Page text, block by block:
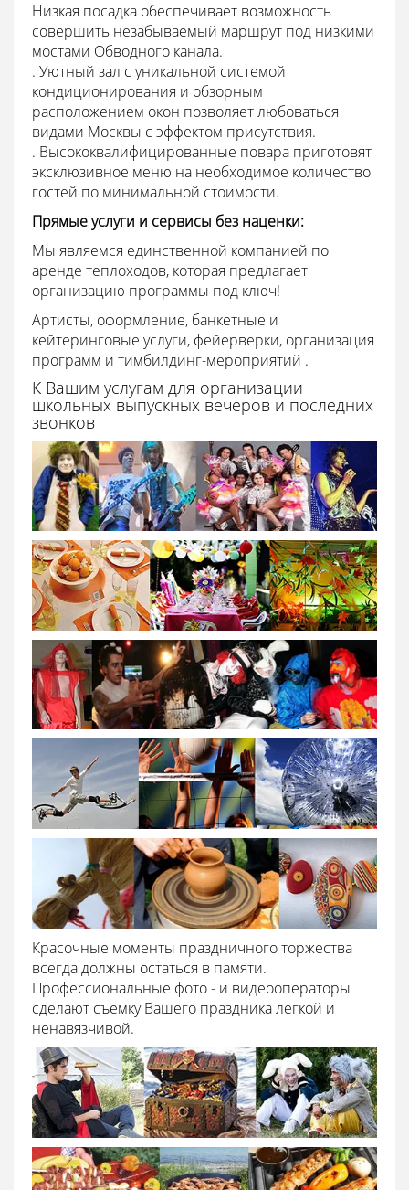
Низкая посадка обеспечивает возможность
совершить незабываемый маршрут под низкими
мостами Обводного канала.
. Уютный зал с уникальной системой
кондиционирования и обзорным
расположением окон позволяет любоваться
видами Москвы с эффектом присутствия.
. Высококвалифицированные повара приготовят
эксклюзивное меню на необходимое количество
гостей по минимальной стоимости.
Прямые услуги и сервисы без наценки:
Мы являемся единственной компанией по
аренде теплоходов, которая предлагает
организацию программы под ключ!
Артисты, оформление, банкетные и
кейтеринговые услуги, фейерверки, организация
программ и тимбилдинг-мероприятий .
К Вашим услугам для организации
школьных выпускных вечеров и последних
звонков
Красочные моменты праздничного торжества
всегда должны остаться в памяти.
Профессиональные фото - и видеооператоры
сделают съёмку Вашего праздника лёгкой и
ненавязчивой.